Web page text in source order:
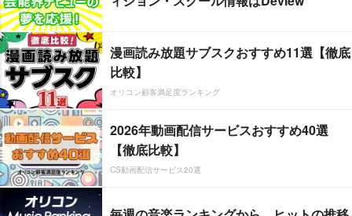
漫画読み放題サブスクおすすめ11選【徹底
比較】
オリコン顧客満足度ランキング
2026年動画配信サービスおすすめ40選
【徹底比較】
CS動画配信サービス20選